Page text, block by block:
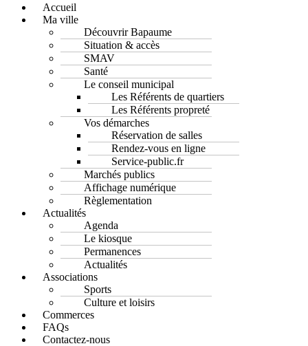
Accueil
Ma ville
Découvrir Bapaume
Situation & accès
SMAV
Santé
Le conseil municipal
Les Référents de quartiers
Les Référents propreté
Vos démarches
Réservation de salles
Rendez-vous en ligne
Service-public.fr
Marchés publics
Affichage numérique
Règlementation
Actualités
Agenda
Le kiosque
Permanences
Actualités
Associations
Sports
Culture et loisirs
Commerces
FAQs
Contactez-nous